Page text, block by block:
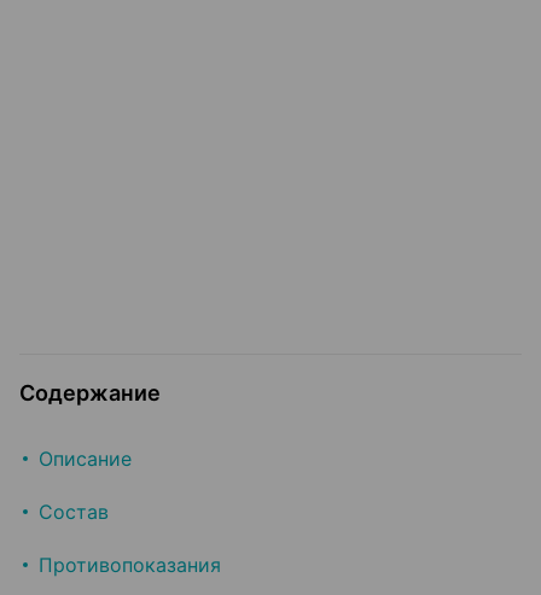
Содержание
Описание
Состав
Противопоказания